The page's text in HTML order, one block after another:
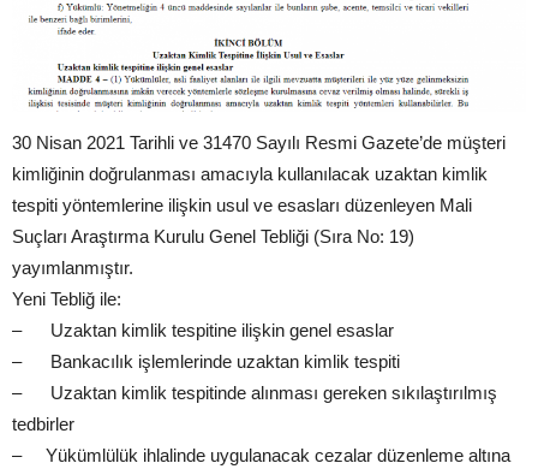
30 Nisan 2021 Tarihli ve 31470 Sayılı Resmi Gazete’de müşteri
kimliğinin doğrulanması amacıyla kullanılacak uzaktan kimlik
tespiti yöntemlerine ilişkin usul ve esasları düzenleyen Mali
Suçları Araştırma Kurulu Genel Tebliği (Sıra No: 19)
yayımlanmıştır.
Yeni Tebliğ ile:
– Uzaktan kimlik tespitine ilişkin genel esaslar
– Bankacılık işlemlerinde uzaktan kimlik tespiti
– Uzaktan kimlik tespitinde alınması gereken sıkılaştırılmış
tedbirler
– Yükümlülük ihlalinde uygulanacak cezalar düzenleme altına